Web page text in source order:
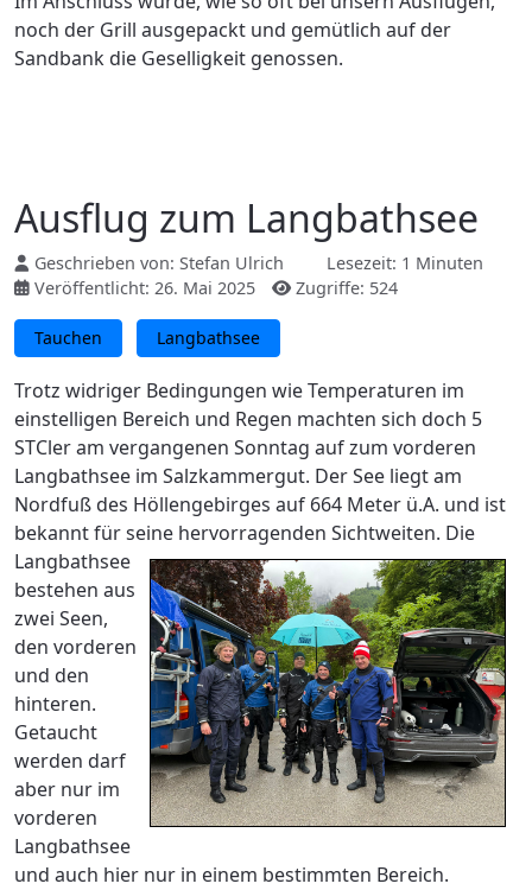
noch der Grill ausgepackt und gemütlich auf der
Sandbank die Geselligkeit genossen.
Ausflug zum Langbathsee
Geschrieben von: Stefan Ulrich
Lesezeit: 1 Minuten
Veröffentlicht: 26. Mai 2025
Zugriffe: 524
Tauchen Langbathsee
Trotz widriger Bedingungen wie Temperaturen im
einstelligen Bereich und Regen machten sich doch 5
STCler am vergangenen Sonntag auf zum vorderen
Langbathsee im Salzkammergut. Der See liegt am
Nordfuß des Höllengebirges auf 664 Meter ü.A. und ist
bekannt für seine hervorragenden Sichtweiten. Die
Langbathsee
bestehen aus
zwei Seen,
den vorderen
und den
hinteren.
Getaucht
werden darf
aber nur im
vorderen
Langbathsee
und auch hier nur in einem bestimmten Bereich.